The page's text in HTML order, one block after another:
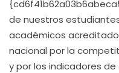
de nuestros
académicos
nacional por la
y por los indicadores